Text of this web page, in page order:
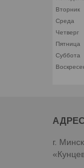
Вторник
Среда
Четверг
Пятница
Суббота
г.